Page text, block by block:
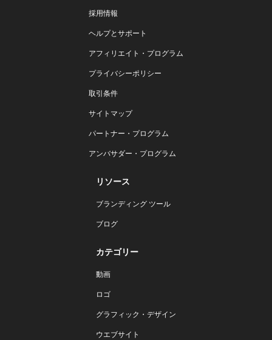
採用情報
ヘルプとサポート
アフィリエイト・プログラム
プライバシーポリシー
取引条件
サイトマップ
パートナー・プログラム
アンバサダー・プログラム
リソース
ブランディング ツール
ブログ
カテゴリー
動画
ロゴ
グラフィック・デザイン
ウエブサイト